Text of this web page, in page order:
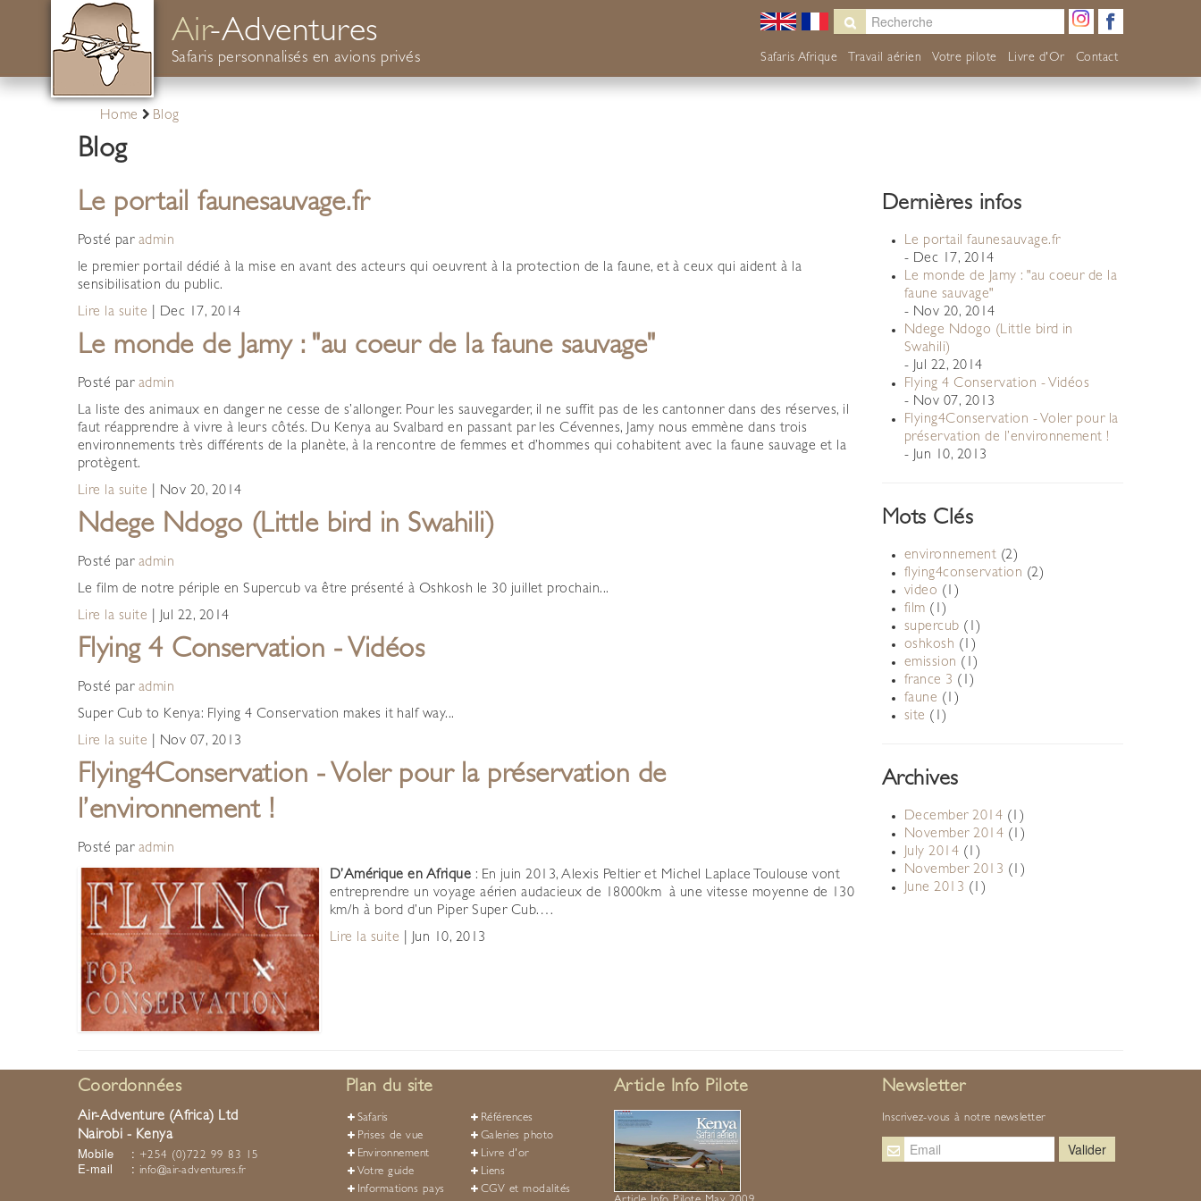
Air-Adventures
Safaris personnalisés en avions privés Safaris Afrique Travail aérien Votre pilote Livre d'Or Contact
Home Blog
Blog
Le portail faunesauvage.fr
Posté par admin
le premier portail dédié à la mise en avant des acteurs qui oeuvrent à la protection de la faune, et à ceux qui aident à la
sensibilisation du public.
Lire la suite
Dec 17, 2014
Le monde de Jamy : "au coeur de la faune sauvage"
Posté par admin
La liste des animaux en danger ne cesse de s’allonger. Pour les sauvegarder, il ne suffit pas de les cantonner dans des réserves, il
faut réapprendre à vivre à leurs côtés. Du Kenya au Svalbard en passant par les Cévennes, Jamy nous emmène dans trois
environnements très différents de la planète, à la rencontre de femmes et d’hommes qui cohabitent avec la faune sauvage et la
protègent.
Lire la suite
Nov 20, 2014
Ndege Ndogo (Little bird in Swahili)
Posté par admin
Le film de notre périple en Supercub va être présenté à Oshkosh le 30 juillet prochain...
Lire la suite
Jul 22, 2014
Flying 4 Conservation - Vidéos
Posté par admin
Super Cub to Kenya: Flying 4 Conservation makes it half way...
Lire la suite
Nov 07, 2013
Flying4Conservation - Voler pour la préservation de
l’environnement !
Posté par admin
D’Amérique en Afrique : En juin 2013, Alexis Peltier et Michel Laplace Toulouse vont
entreprendre un voyage aérien audacieux de 18000km à une vitesse moyenne de 130
km/h à bord d’un Piper Super Cub.…
Lire la suite
Jun 10, 2013
Dernières infos
Le portail faunesauvage.fr
- Dec 17, 2014
Le monde de Jamy : "au coeur de la
faune sauvage"
- Nov 20, 2014
Ndege Ndogo (Little bird in
Swahili)
- Jul 22, 2014
Flying 4 Conservation - Vidéos
- Nov 07, 2013
Flying4Conservation - Voler pour la
préservation de l’environnement !
- Jun 10, 2013
Mots Clés
environnement (2)
flying4conservation (2)
video (1)
film (1)
supercub (1)
oshkosh (1)
emission (1)
france 3 (1)
faune (1)
site (1)
Archives
December 2014 (1)
November 2014 (1)
July 2014 (1)
November 2013 (1)
June 2013 (1)
Coordonnées
Air-Adventure (Africa) Ltd
Nairobi - Kenya
Mobile : +254 (0)722 99 83 15
E-mail : info@air-adventures.fr
Plan du site
Safaris
Prises de vue
Environnement
Votre guide
Informations pays
Références
Galeries photo
Livre d'or
Liens
CGV et modalités
Article Info Pilote Newsletter
Inscrivez-vous à notre newsletter
Valider